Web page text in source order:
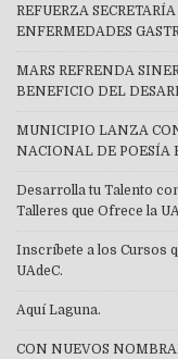
REFUERZA
ENFERMEDADES
MARS REFRENDA
BENEFICIO DEL
MUNICIPIO LANZA
NACIONAL DE POESÍA
Desarrolla tu Talento
Talleres que Ofrece la
Inscríbete a los Cursos
UAdeC.
Aquí Laguna.
CON NUEVOS